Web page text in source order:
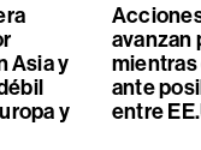
Asia y
y
avanzan
ante
entre